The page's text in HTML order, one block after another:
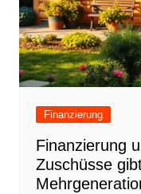
Finanzierung
Finanzierung
Zuschüsse